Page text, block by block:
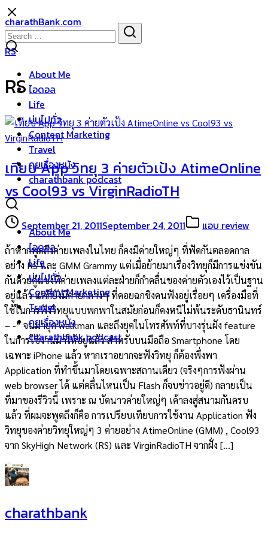
Skip
to
content
charathBank.com
About Me
ไอดอล
Life
บ่นไปทั่ว
Content Marketing
Travel
คุยเรื่องหนัง
charathbank podcast
About Me
ไอดอล
Life
บ่นไปทั่ว
Content Marketing
Travel
คุยเรื่องหนัง
charathbank podcast
Search
for:
RS
RS
เทียบ App วิทยุ 3 ค่ายตัวเป้ง AtimeOnline
vs Cool93 vs VirginRadioTH
September 21, 2011September 24, 2011 แอบ review
ถ้าหากพูดถึงค่ายเพลงในไทย ก็คงมีค่ายใหญ่ๆ ที่ฟัดกันตลอดกาล
อย่าง RS และ GMM Grammy แต่เมื่อย้ายมาเรื่องวิทยุก็มีการแข่งขัน
กันด้วยคู่แข่งที่ค่ายเพลงแต่ละฝ่ายก็กำคลื่นของค่ายตัวเองไว้เป็นฐาน
อยู่แล้ว แต่ก็ยังมีค่ายกลางๆ ที่คอยฉกชิงคนฟังอยู่เรื่อยๆ เครื่องมือที่
ใช้ในการฟังวิทยุแบบพกพาในสมัยก่อนก็คงหนีไม่พ้นระดับธานินทร์
– -” จนมายุค walkman และถึงยุคในโทรศัพท์ที่บางรุ่นฝัง feature
ในการใช้งานมาให้อยู่แล้ว สำหรับบนมือถือ Smartphone โดย
เฉพาะ iPhone แล้ว หากเราอยากจะฟังวิทยุ ก็ต้องพึ่งพา
Application ที่ทำขึ้นมาโดยเฉพาะสถานเดียว (จริงๆการฟังผ่าน
web browser ได้ แต่คลื่นไหนเป็น Flash ก็จบข่าวอยู่ดี) กลายเป็น
ที่มาของรีวิวนี้ เพราะ ณ บัดนาวค่ายใหญ่ๆ เค้าลงสู่สนามกันครบ
แล้ว ที่ผมจะพูดถึงก็คือ การเปรียบเทียบการใช้งาน Application ฟัง
วิทยุของค่ายวิทยุใหญ่ๆ 3 ค่ายอย่าง AtimeOnline (GMM) , Cool93
จาก SkyHigh Network (RS) และ VirginRadioTH จากฝั่ง […]
charathbank